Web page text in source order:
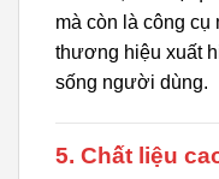
mà còn là công cụ
thương hiệu xuất
sống người dùng.
5. Chất liệu